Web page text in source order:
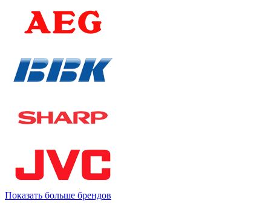
Показать больше брендов